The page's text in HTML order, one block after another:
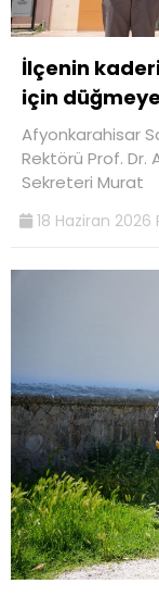
İlçenin
için düğmeye
Afyonkarahisar
Rektörü Prof. Dr.
Sekreteri Murat
18 Haziran 2026